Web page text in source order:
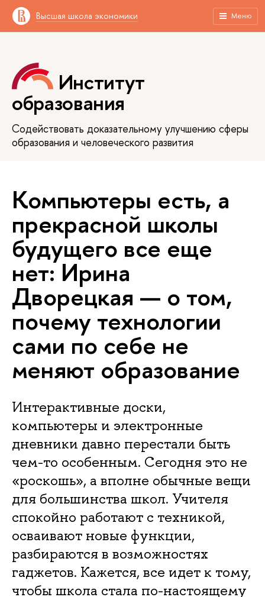
Высшая школа экономики Меню
Институт
образования
Содействовать доказательному улучшению сферы
образования и человеческого развития
Компьютеры есть, а
прекрасной школы
будущего все еще
нет: Ирина
Дворецкая — о том,
почему технологии
сами по себе не
меняют образование
Интерактивные доски,
компьютеры и электронные
дневники давно перестали быть
чем-то особенным. Сегодня это не
«роскошь», а вполне обычные вещи
для большинства школ. Учителя
спокойно работают с техникой,
осваивают новые функции,
разбираются в возможностях
гаджетов. Кажется, все идет к тому,
чтобы школа стала по-настоящему